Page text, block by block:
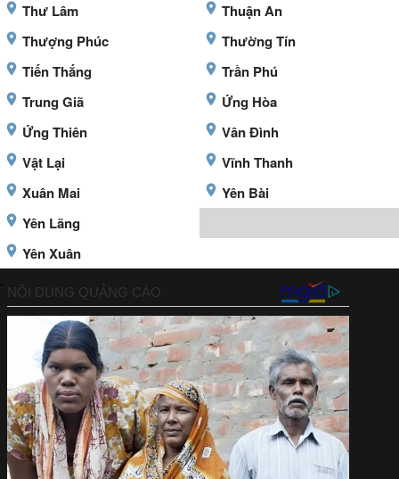
Thư Lâm
Thuận An
Thượng Phúc
Thường Tín
Tiến Thắng
Trần Phú
Trung Giã
Ứng Hòa
Ứng Thiên
Vân Đình
Vật Lại
Vĩnh Thanh
Xuân Mai
Yên Bài
Yên Lãng
Yên Xuân